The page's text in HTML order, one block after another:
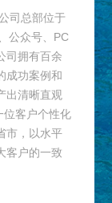
司总部位于
公众号、PC
司拥有百余
成功案例和
出清晰直观
位客户个性化
市，以水平
客户的一致